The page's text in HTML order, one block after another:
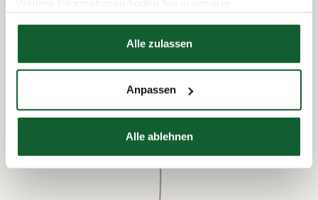
Datenschutzerklärung
Hier finden Sie unser
Alle zulassen
Anpassen
Alle ablehnen